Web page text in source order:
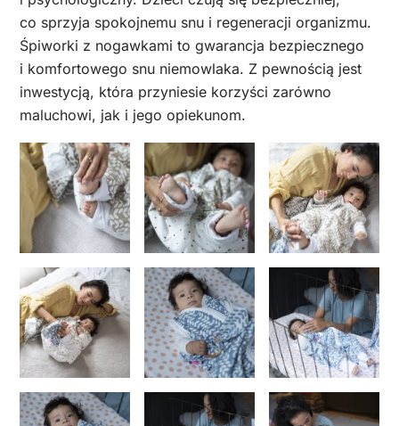
co sprzyja spokojnemu snu i regeneracji organizmu.
Śpiworki z nogawkami to gwarancja bezpiecznego
i komfortowego snu niemowlaka. Z pewnością jest
inwestycją, która przyniesie korzyści zarówno
maluchowi, jak i jego opiekunom.